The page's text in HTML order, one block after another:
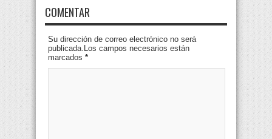
COMENTAR
Su dirección de correo electrónico no será
publicada.Los campos necesarios están
marcados *